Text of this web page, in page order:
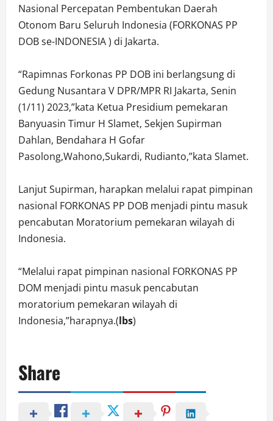
Nasional Percepatan Pembentukan Daerah
Otonom Baru Seluruh Indonesia (FORKONAS PP
DOB se-INDONESIA ) di Jakarta.
“Rapimnas Forkonas PP DOB ini berlangsung di
Gedung Nusantara V DPR/MPR RI Jakarta, Senin
(1/11) 2023,”kata Ketua Presidium pemekaran
Banyuasin Timur H Slamet, Sekjen Supirman
Dahlan, Bendahara H Gofar
Pasolong,Wahono,Sukardi, Rudianto,”kata Slamet.
Lanjut Supirman, harapkan melalui rapat pimpinan
nasional FORKONAS PP DOB menjadi pintu masuk
pencabutan Moratorium pemekaran wilayah di
Indonesia.
“Melalui rapat pimpinan nasional FORKONAS PP
DOM menjadi pintu masuk pencabutan
moratorium pemekaran wilayah di
Indonesia,”harapnya.(lbs)
Share